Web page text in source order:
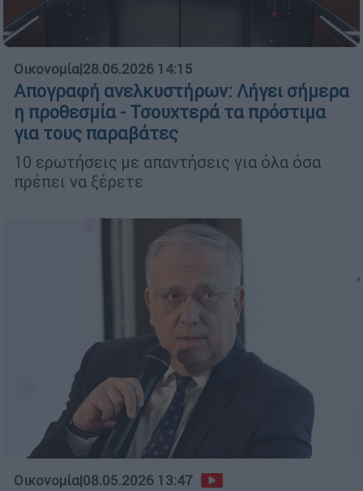
Οικονομία|28.06.2026 14:15
Aπογραφή ανελκυστήρων: Λήγει σήμερα
η προθεσμία - Τσουχτερά τα πρόστιμα
για τους παραβάτες
10 ερωτήσεις με απαντήσεις για όλα όσα
πρέπει να ξέρετε
Οικονομία|08.05.2026 13:47